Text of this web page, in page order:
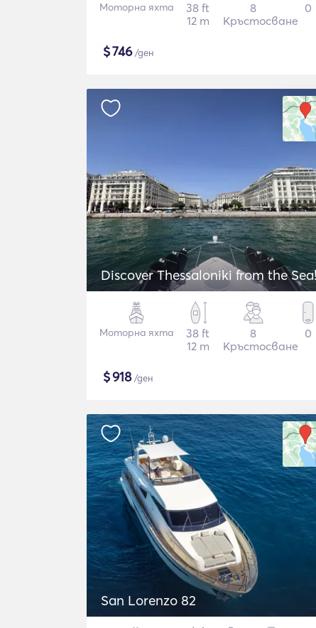
Моторна яхта
38 ft
12 m
8
Кръстосване
0
$746/ден
Discover Thessaloniki from the Sea!
Моторна яхта
38 ft
12 m
8
Кръстосване
0
$918/ден
San Lorenzo 82